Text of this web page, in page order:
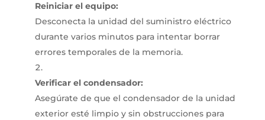
Reiniciar el equipo:
Desconecta la unidad del suministro eléctrico
durante varios minutos para intentar borrar
errores temporales de la memoria.
Verificar el condensador:
Asegúrate de que el condensador de la unidad
exterior esté limpio y sin obstrucciones para